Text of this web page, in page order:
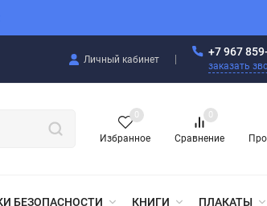
Личный кабинет
+7 967
заказать
Избранное
0
Сравнение
0
БЕЗОПАСНОСТИ КНИГИ ПЛАКАТЫ